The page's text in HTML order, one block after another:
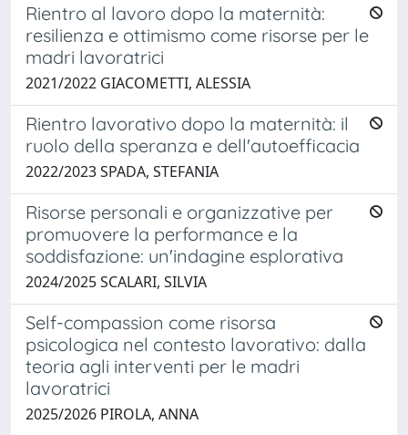
Rientro al lavoro dopo la maternità:
resilienza e ottimismo come risorse per le
madri lavoratrici
2021/2022 GIACOMETTI, ALESSIA
Rientro lavorativo dopo la maternità: il
ruolo della speranza e dell'autoefficacia
2022/2023 SPADA, STEFANIA
Risorse personali e organizzative per
promuovere la performance e la
soddisfazione: un'indagine esplorativa
2024/2025 SCALARI, SILVIA
Self-compassion come risorsa
psicologica nel contesto lavorativo: dalla
teoria agli interventi per le madri
lavoratrici
2025/2026 PIROLA, ANNA